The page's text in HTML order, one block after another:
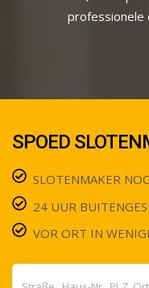
professionele
SPOED
SLOTENMAKER
24 UUR
VOR ORT IN